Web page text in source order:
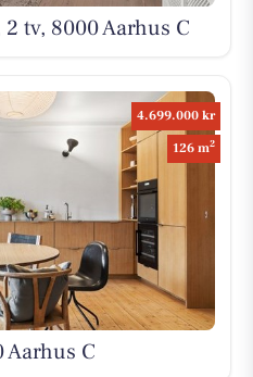
tv, 8000 Aarhus C
4.699.000 kr
126 m2
Aarhus C